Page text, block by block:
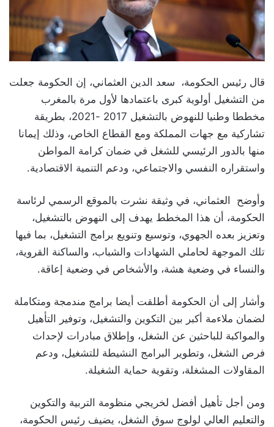
قال رئيس الحكومة، سعد الدين العثماني، إن الحكومة جعلت
من التشغيل أولوية كبرى باعتمادها لأول مرة بالمغرب
مخططا وطنيا للنهوض بالتشغيل 2017 -2021، بطريقة
تشاركية مع جهات المملكة ومع القطاع الخاص، وذلك إيمانا
منها بالدور الرئيسي للشغل في ضمان كرامة المواطن
واستقراره النفسي والاجتماعي، ودعم التنمية الاقتصادية.
وأوضح العثماني، في وثيقة نشرت بالموقع الرسمي لرئاسة
الحكومة، أن هذا المخطط يهدف إلى النهوض بالتشغيل،
وتعزيز بعده الجهوي، وتوسيع وتنويع برامج التشغيل، بما فيها
تلك الموجهة لحاملي الشهادات والشباب، والساكنة القروية،
والنساء في وضعية هشة، والأشخاص في وضعية إعاقة.
وأشار إلى أن الحكومة أطلقت أيضا برامج مندمجة ومتكاملة
لضمان ملاءمة أكبر بين التكوين والتشغيل، وتوفير التأهيل
والمواكبة للباحثين عن الشغل، وإطلاق مبادرات لإحداث
فرص الشغل، وتطوير البرامج النشيطة للتشغيل، ودعم
المقاولات المشغلة، وتقوية حماية الشغيلة.
ومن أجل تأهيل أفضل لخريجي منظومة التربية والتكوين
والتعليم العالي لولوج سوق الشغل، يضيف رئيس الحكومة،